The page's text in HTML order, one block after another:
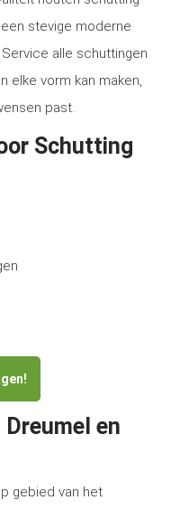
stevige moderne
alle schuttingen
elke vorm kan maken,
past.
Schutting
en
gebied van het